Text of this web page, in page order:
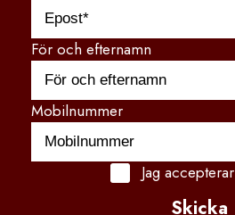
För och efternamn
Mobilnummer
Jag accepterar
Skicka